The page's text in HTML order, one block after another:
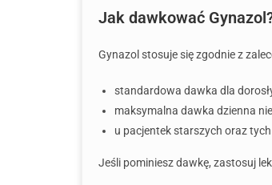
Jak dawkować
Gynazol stosuje się zgodnie z
standardowa dawka dla
maksymalna dawka dzienna
u pacjentek starszych oraz
Jeśli pominiesz dawkę, zastosuj